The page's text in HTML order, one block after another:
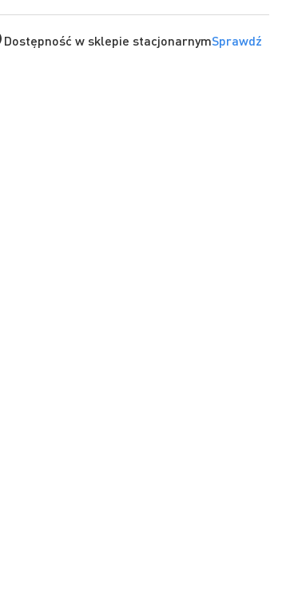
Dostępność w sklepie stacjonarnymSprawdź